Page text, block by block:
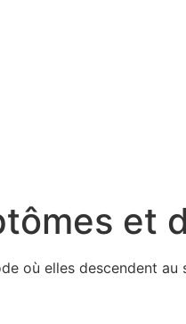
et
où elles descendent